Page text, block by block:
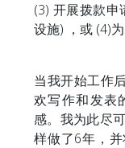
(3) 开展拨款
设施) ，或 (4)
当我开始工作
欢写作和发表
感。我为此尽
样做了6年，